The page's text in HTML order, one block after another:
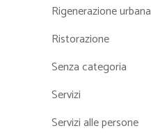
Rigenerazione urbana
Ristorazione
Senza categoria
Servizi
Servizi alle persone